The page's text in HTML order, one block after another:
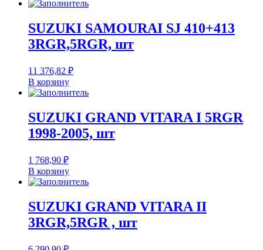
SUZUKI SAMOURAI SJ 410+413
3RGR,5RGR, шт
11 376,82 ₽
В корзину
SUZUKI GRAND VITARA I 5RGR
1998-2005, шт
1 768,90 ₽
В корзину
SUZUKI GRAND VITARA II
3RGR,5RGR , шт